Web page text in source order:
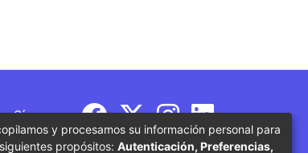
Síguenos
y procesamos su información personal para
propósitos: Autenticación, Preferencias,